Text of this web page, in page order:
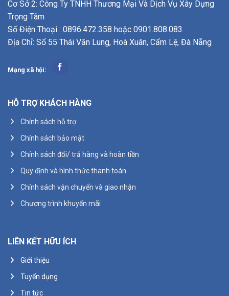
Cơ Sở 2: Công Ty TNHH Thương Mại Và Dịch Vụ Xây Dựng
Trọng Tâm
Số Điện Thoại : 0896.472.358 hoặc 0901.808.083
Địa Chỉ: Số 55 Thái Văn Lung, Hoà Xuân, Cẩm Lệ, Đà Nẵng
Mạng xã hội:
HỖ TRỢ KHÁCH HÀNG
Chính sách hỗ trợ
Chính sách bảo mật
Chính sách đổi/ trả hàng và hoàn tiền
Quy định và hình thức thanh toán
Chính sách vận chuyển và giao nhận
Chương trình khuyến mãi
LIÊN KẾT HỮU ÍCH
Giới thiệu
Tuyển dụng
Tin tức